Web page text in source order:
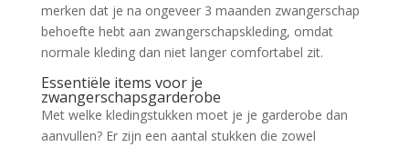
merken dat je na ongeveer 3 maanden zwangerschap
behoefte hebt aan zwangerschapskleding, omdat
normale kleding dan niet langer comfortabel zit.
Essentiële items voor je
zwangerschapsgarderobe
Met welke kledingstukken moet je je garderobe dan
aanvullen? Er zijn een aantal stukken die zowel